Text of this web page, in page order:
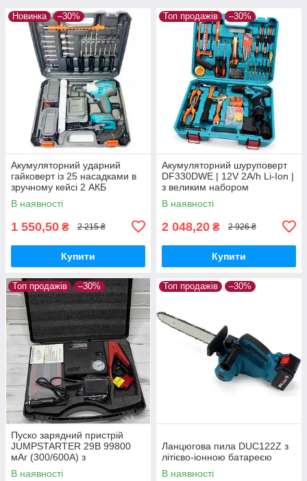
Новинка –30%
Акумуляторний ударний
гайковерт із 25 насадками в
зручному кейсі 2 АКБ
В наявності
1 550,50 ₴ 2 215 ₴
Купити
Топ продажів –30%
Акумуляторний шуруповерт
DF330DWE | 12V 2A/h Li-Ion |
з великим набором
інструментів МАКІТА
В наявності
2 048,20 ₴ 2 926 ₴
Купити
Топ продажів –30%
Пуско зарядний пристрій
JUMPSTARTER 29B 99800
мАг (300/600А) з
компресором
В наявності
Топ продажів –30%
Ланцюгова пила DUC122Z з
літієво-іонною батареєю
В наявності